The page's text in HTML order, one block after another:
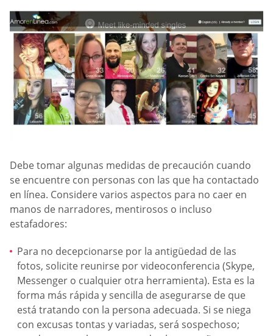
Debe tomar algunas medidas de precaución cuando
se encuentre con personas con las que ha contactado
en línea. Considere varios aspectos para no caer en
manos de narradores, mentirosos o incluso
estafadores:
Para no decepcionarse por la antigüedad de las
fotos, solicite reunirse por videoconferencia (Skype,
Messenger o cualquier otra herramienta). Esta es la
forma más rápida y sencilla de asegurarse de que
está tratando con la persona adecuada. Si se niega
con excusas tontas y variadas, será sospechoso;